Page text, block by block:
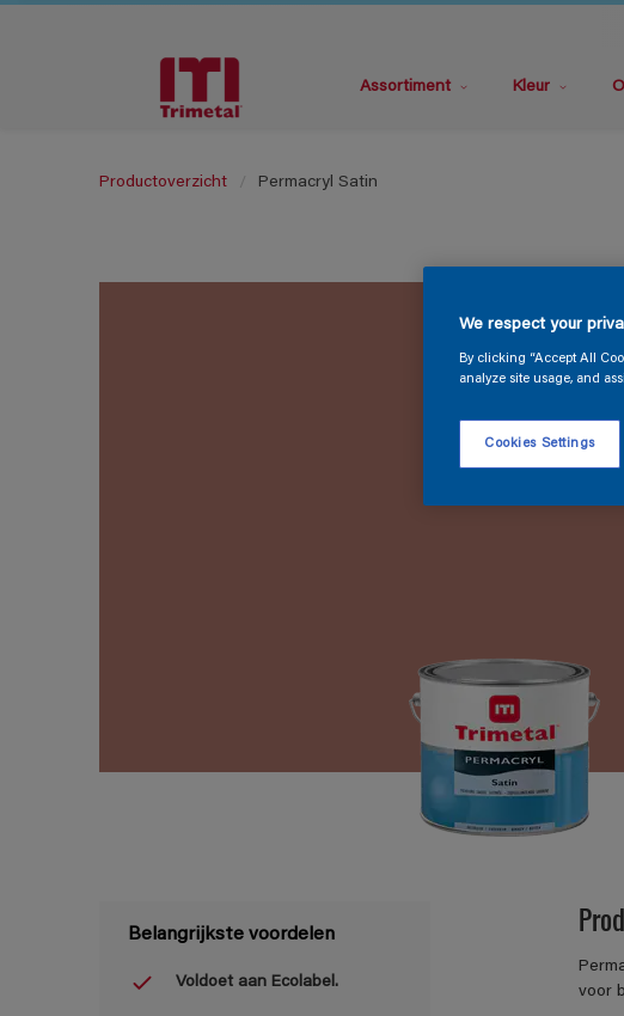
Assortiment Kleur
Productoverzicht Permacryl Satin
Belangrijkste voordelen
Voldoet aan Ecolabel.
voor
We respect your
By clicking “Accept All
analyze site usage, and
Cookies Settings